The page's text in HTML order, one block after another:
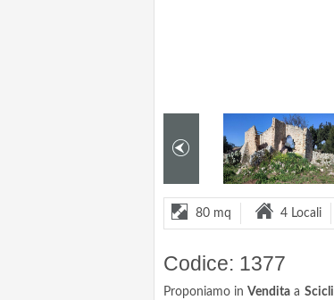
80 mq 4 Locali
Codice: 1377
Proponiamo inVendita a Scicli